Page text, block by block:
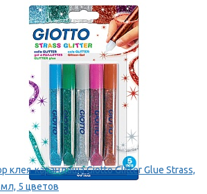
клея-карандаша Giotto Glitter Glue Strass,
5 цветов